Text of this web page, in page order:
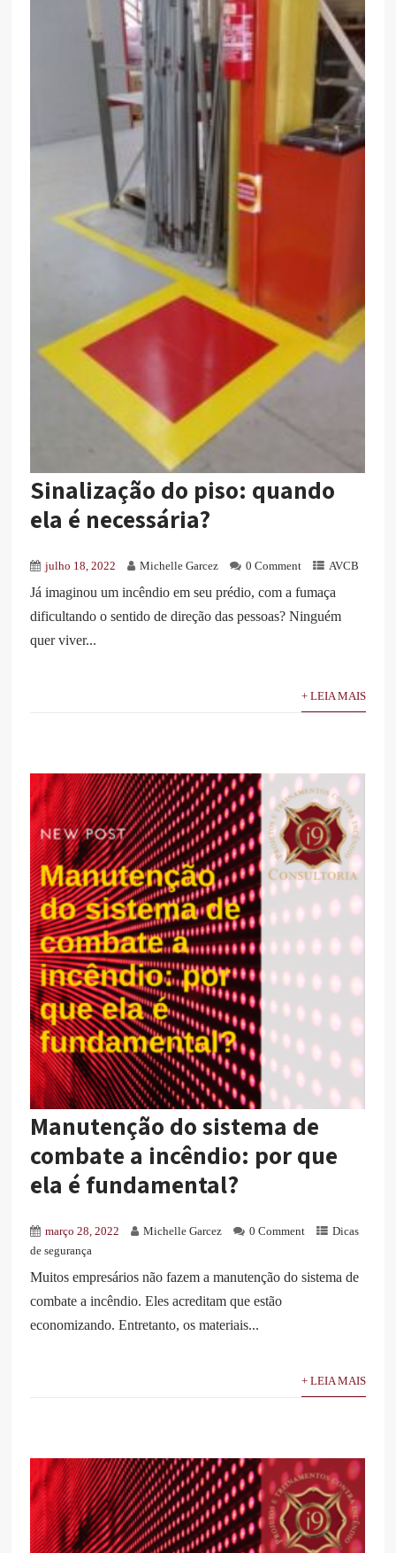
Sinalização do piso: quando
ela é necessária?
julho 18, 2022 Michelle Garcez 0 Comment AVCB
Já imaginou um incêndio em seu prédio, com a fumaça
dificultando o sentido de direção das pessoas? Ninguém
quer viver...
+ LEIA MAIS
Manutenção do sistema de
combate a incêndio: por que
ela é fundamental?
março 28, 2022 Michelle Garcez 0 Comment
Dicas
de segurança
Muitos empresários não fazem a manutenção do sistema de
combate a incêndio. Eles acreditam que estão
economizando. Entretanto, os materiais...
+ LEIA MAIS